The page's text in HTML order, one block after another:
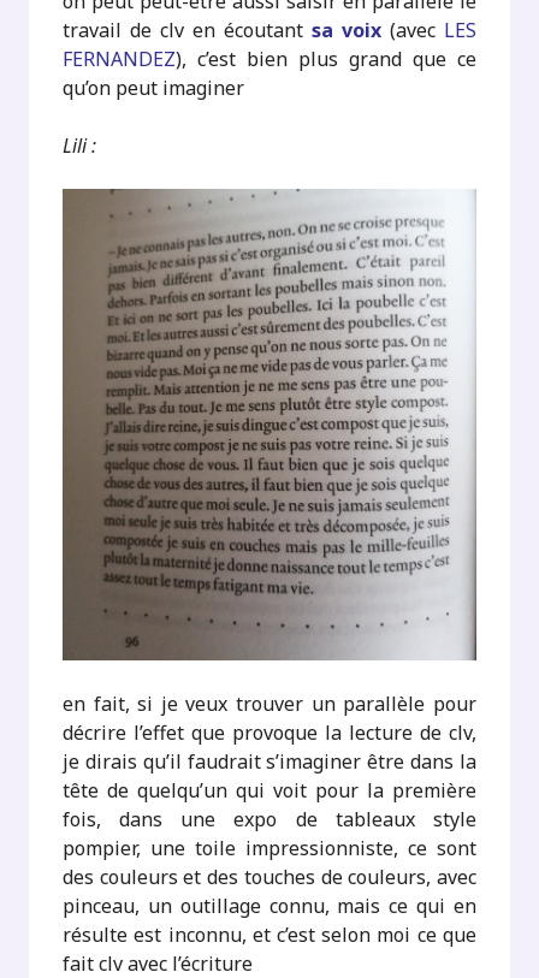
travail de clv en écoutant sa voix(avec LES
FERNANDEZ), c’est bien plus grand que ce
qu’on peut imaginer
Lili :
en fait, si je veux trouver un parallèle pour
décrire l’effet que provoque la lecture de clv,
je dirais qu’il faudrait s’imaginer être dans la
tête de quelqu’un qui voit pour la première
fois, dans une expo de tableaux style
pompier, une toile impressionniste, ce sont
des couleurs et des touches de couleurs, avec
pinceau, un outillage connu, mais ce qui en
résulte est inconnu, et c’est selon moi ce que
fait clv avec l’écriture